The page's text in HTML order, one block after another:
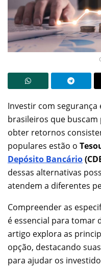
Investir com
brasileiros que
obter retornos
populares estão o
Depósito Bancário
dessas alternativas
atendem a diferentes
Compreender as
é essencial para tomar
artigo explora as
opção, destacando
para ajudar os